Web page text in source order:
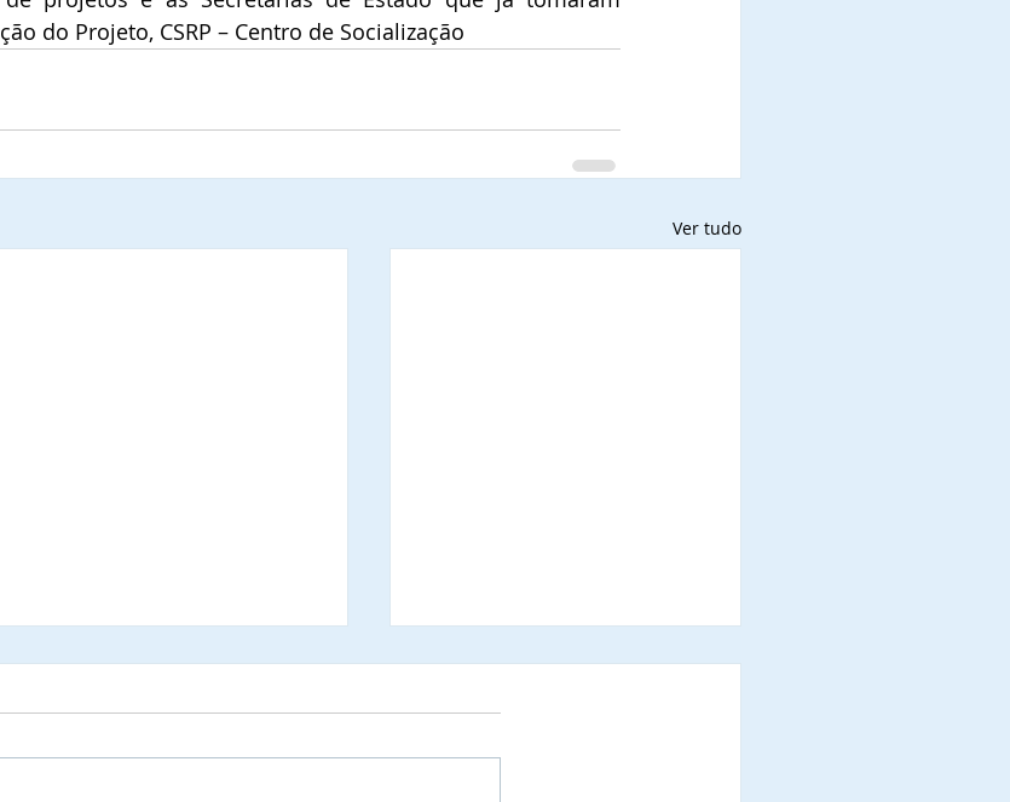
do Projeto, CSRP – Centro de Socialização
Ver tudo